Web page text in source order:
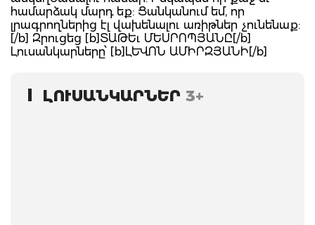
ԼՈՒՍԱՆԿԱՐՆԵՐ 3+